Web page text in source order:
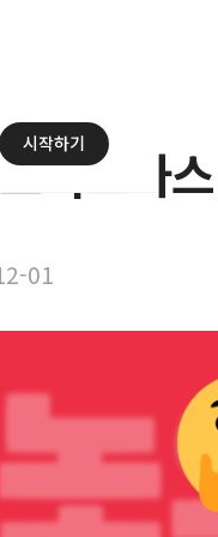
시작하기
리스마
01